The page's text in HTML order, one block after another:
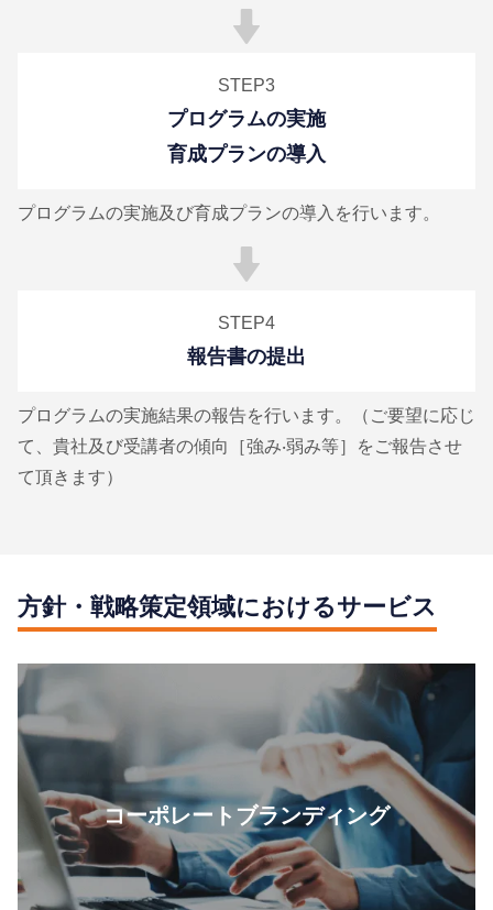
STEP3
プログラムの実施
育成プランの導入
プログラムの実施及び育成プランの導入を行います。
STEP4
報告書の提出
プログラムの実施結果の報告を行います。（ご要望に応じ
て、貴社及び受講者の傾向［強み‧弱み等］をご報告させ
て頂きます）
方針・戦略策定領域におけるサービス
コーポレートブランディング